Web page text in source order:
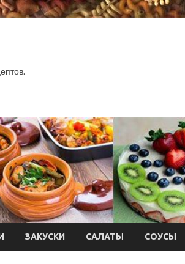
ЗАКУСКИ САЛАТЫ СОУСЫ